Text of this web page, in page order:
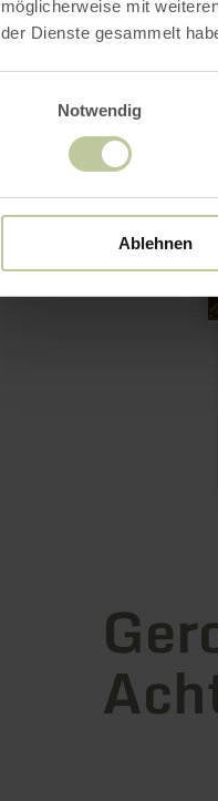
möglicherweise mit
der Dienste gesammelt
Notwendig
Ablehnen